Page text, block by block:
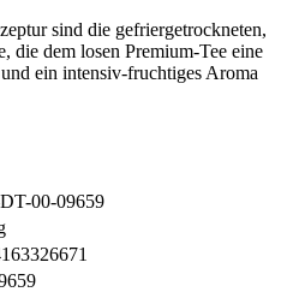
sind die gefriergetrockneten,
die dem losen Premium-Tee eine
ein intensiv-fruchtiges Aroma
00-09659